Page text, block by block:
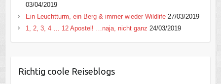
03/04/2019
Ein Leuchtturm, ein Berg & immer wieder Wildlife 27/03/2019
1, 2, 3, 4 … 12 Apostel! …naja, nicht ganz 24/03/2019
Richtig coole Reiseblogs